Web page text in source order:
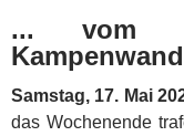
... vom
Kampenwand
Samstag, 17. Mai
das Wochenende